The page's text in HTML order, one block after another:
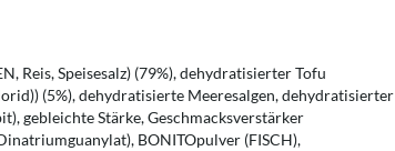
Reis, Speisesalz) (79%), dehydratisierter Tofu
(5%), dehydratisierte Meeresalgen, dehydratisierter
gebleichte Stärke, Geschmacksverstärker
BONITOpulver (FISCH),